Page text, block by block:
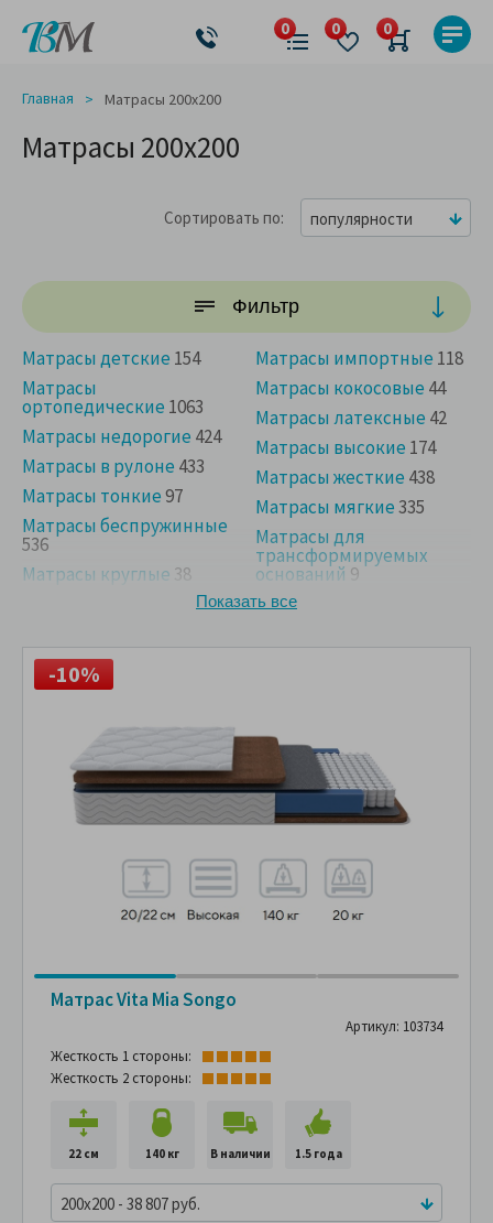
Главная Матрасы 200x200
Матрасы 200x200
Сортировать по популярности
Фильтр
Матрасы детские 154
Матрасы
ортопедические 1063
Матрасы недорогие 424
Матрасы в рулоне 433
Матрасы тонкие97
Матрасы беспружинные
536
Матрасы круглые 38
Матрасы импортные 118
Матрасы кокосовые 44
Матрасы латексные 42
Матрасы высокие 174
Матрасы жесткие 438
Матрасы мягкие335
Матрасы для
трансформируемых
оснований 9
Показать все
-10%
Матрас Vita Mia Songo
Артикул: 103734
Жесткость 1 стороны:
Жесткость 2 стороны:
22 см 140 кг В наличии 1.5 года
200x200 - 38 807 руб.